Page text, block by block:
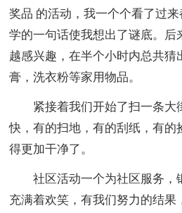
奖品 的活动，我一个个看了过
学的一句话使我想出了谜底。后
越感兴趣，在半个小时内总共猜
膏，洗衣粉等家用物品。
紧接着我们开始了扫一条大
快，有的扫地，有的刮纸，有的
得更加干净了。
社区活动一个为社区服务，
充满着欢笑，有我们努力的结果